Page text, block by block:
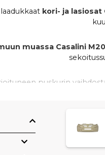
kori- ja lasiosat
muassa Casalini
puskurin
kestävän